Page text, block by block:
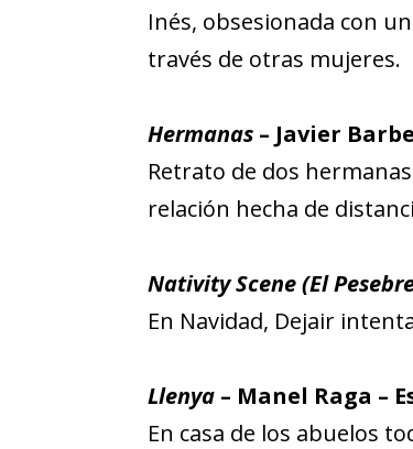
Inés, obsesionada con
través de otras mujeres.
Hermanas – Javier
Retrato de dos
relación hecha de
Nativity Scene (El
En Navidad, Dejair
Llenya – Manel Raga –
En casa de los abuelos